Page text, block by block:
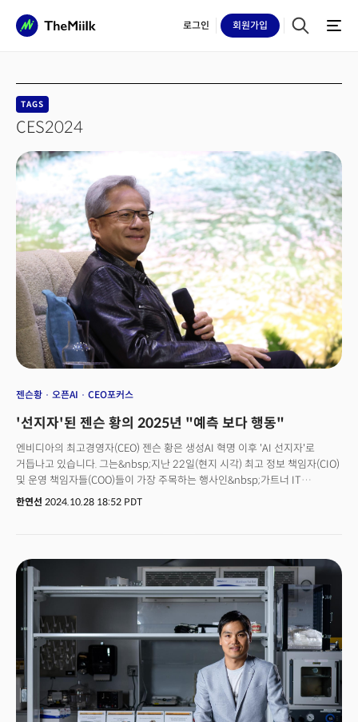
로그인 회원가입
TAGS
CES2024
젠슨황 오픈AI CEO포커스
'선지자'된 젠슨 황의 2025년 "예측 보다 행동"
엔비디아의 최고경영자(CEO) 젠슨 황은 생성AI 혁명 이후 'AI 선지자'로
거듭나고 있습니다. 그는&nbsp;지난 22일(현지 시각) 최고 정보 책임자(CIO)
및 운영 책임자들(COO)들이 가장 주목하는 행사인&nbsp;가트너 IT
심포지엄/엑스포에서&nbsp;"새로운 산업 혁명에 대응하려면 기업 자체가 AI
한다"고 조언하면서,&nbsp;“오늘날 컴퓨팅은 모든 곳에서 이루어지고
있으며, AI는 이제 어디에나 존재할 것”이라고 전망했습니다.기술&nbsp;
발전은 예측을 뛰어넘는 속도로 현실화되고 있습니다. 이제 중요한&nbsp;
것은 불확실한&nbsp;미래를 어떻게 준비하고 대응하느냐입니다. AI가 모든
산업의 중심에 자리 잡은 지금, 기업의 경쟁력은 단순히 변화에 적응하는 데
그치지 않고, 능동적으로 혁신을 주도하는 데 달려 있습니다. 혁신 기업의
&nbsp;정의가 바뀔 것입니다.&nbsp;👉 혁신 기업의 정의가 바뀐다!2025년,
변화의 속도는 더욱 빨라질 것입니다. 기업들은 완벽한&nbsp;계획에
집착하기보다 빠르게 실행하고, 실수에서 배우며 끊임없이 진화해야 합니다.
예측의 시대는 끝났습니다. 이제는 행동이 곧 경쟁력입니다.<CEO 포커스>
한연선 2024.10.28 18:52 PDT